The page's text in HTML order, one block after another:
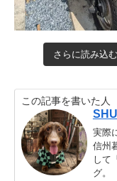
さらに読み込む
この記事を書いた人
実際
信州
して
グ。